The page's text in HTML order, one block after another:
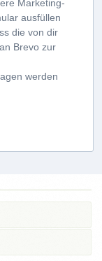
Marketing-
ausfüllen
die von dir
Brevo zur
werden